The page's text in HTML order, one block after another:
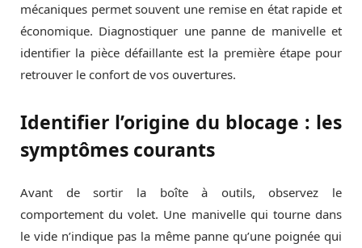
mécaniques permet souvent une remise en état rapide et
économique. Diagnostiquer une panne de manivelle et
identifier la pièce défaillante est la première étape pour
retrouver le confort de vos ouvertures.
Identifier l’origine du blocage : les
symptômes courants
Avant de sortir la boîte à outils, observez le
comportement du volet. Une manivelle qui tourne dans
le vide n’indique pas la même panne qu’une poignée qui